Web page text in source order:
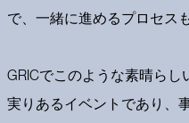
で、一緒に進めるプロセス
GRICでこのような素晴ら
実りあるイベントであり、